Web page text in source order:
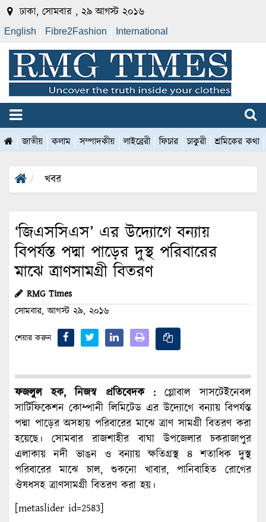
ঢাকা, সোমবার , ২৯ আগস্ট ২০১৬
English Fibre2Fashion International
জাতীয় কলাম সম্পাদকীয় লাইব্রেরী ফিচার চাকুরী শ্রমিকের কথা
খবর
‘জিএসসিএস’ এর উদ্যোগে বন্যায়
বিপর্যস্ত পদ্মা পাড়ের দুস্থ পরিবারের
মাঝে ত্রাণসামগ্রী বিতরণ
RMG Times
সোমবার, আগস্ট ২৯, ২০১৬
শেয়ার করুন
ফজলুল হক, নিজস্ব প্রতিবেদক :গ্লোবাল সাসটেইনেবল
সার্টিফিকেশন কোম্পানী লিমিটেড এর উদ্যোগে বন্যায় বিপর্যস্ত
পদ্মা পাড়ের অসহায় পরিবারের মাঝে ত্রাণ সামগ্রী বিতরণ করা
হয়েছে। সোমবার রাজশাহীর বাঘা উপজেলার চকরাজাপুর
এলাকায় নদী ভাঙন ও বন্যায় ক্ষতিগ্রস্থ ৪ শতাধিক দুস্থ
পরিবারের মাঝে চাল, শুকনো খাবার, পানিবাহিত রোগের
ঔষধসহ ত্রাণসামগ্রী বিতরণ করা হয়।
[metaslider id=2583]